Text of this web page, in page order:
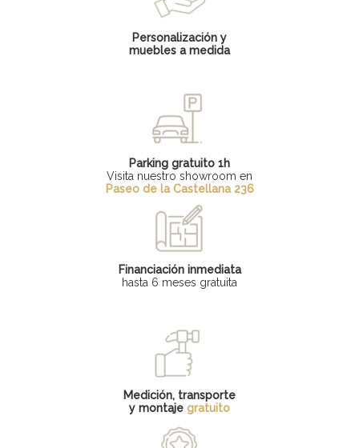
Personalización y
muebles a medida
Parking gratuito 1h
Visita nuestro showroom en
Paseo de la Castellana 236
Financiación inmediata
hasta 6 meses gratuita
Medición, transporte
y montaje gratuito